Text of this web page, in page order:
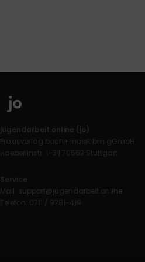
jugendarbeit.online (jo)
Praxisverlag buch+musik bm gGmbH
Haeberlinstr. 1–3 | 70563 Stuttgart
Service
Mail: support@jugendarbeit.online
Telefon: 0711 / 9781-419